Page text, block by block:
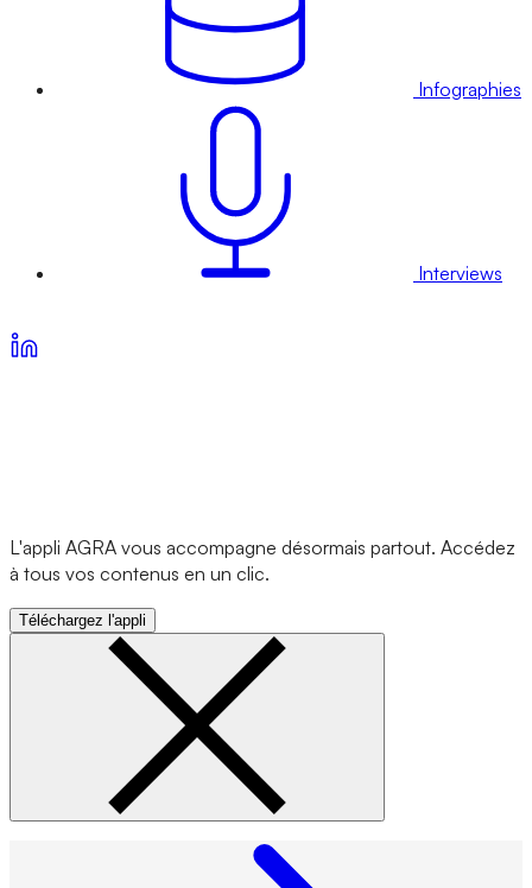
Infographies
Interviews
L'appli AGRA vous accompagne désormais partout. Accédez
à tous vos contenus en un clic.
Téléchargez l'appli